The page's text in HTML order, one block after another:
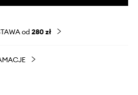
od 280 zł